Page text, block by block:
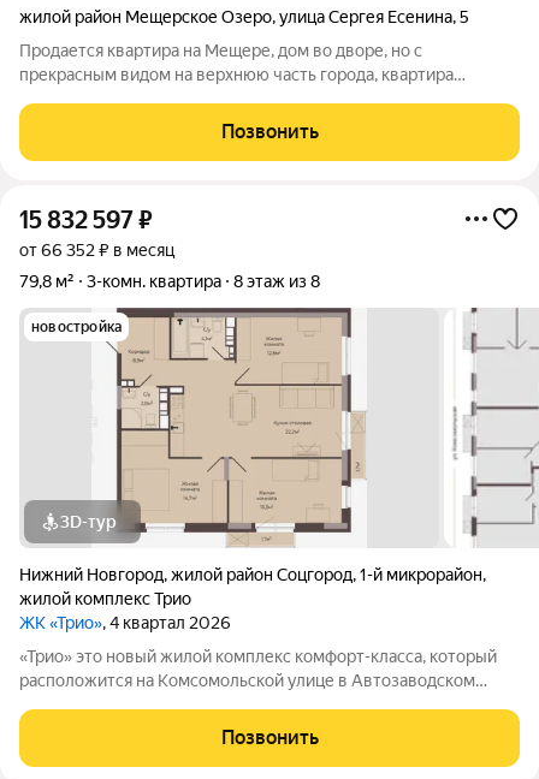
жилой район Мещерское Озеро,улица Сергея Есенина,5
Продается квартира на Мещере, дом во дворе, но с
прекрасным видом на верхнюю часть города, квартира
собственник, никто не прописан. Быстрый выход на сделку,
подходит под любой вид оплаты,
Позвонить
15 832 597₽
от 66 352 ₽ в месяц
79,8 м²
3-комн. квартира 8 этаж из 8
новостройка
3D-тур
Нижний Новгород,жилой район Соцгород,1-й микрорайон,
жилой комплекс Трио
ЖК «Трио», 4 квартал 2026
«Трио» это новый жилой комплекс комфорт-класса, который
расположится на Комсомольской улице в Автозаводском
одноподъездных корпусов. Высота каждого корпуса не
превышает 8 этажей. А это
Позвонить